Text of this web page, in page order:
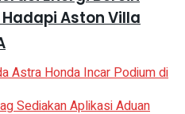
Aston Villa